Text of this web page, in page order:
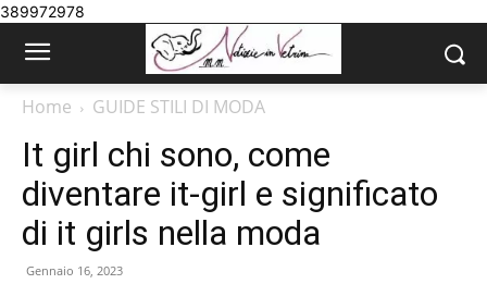
389972978
Home GUIDE STILI DI MODA
It girl chi sono, come
diventare it-girl e significato
di it girls nella moda
Gennaio 16, 2023